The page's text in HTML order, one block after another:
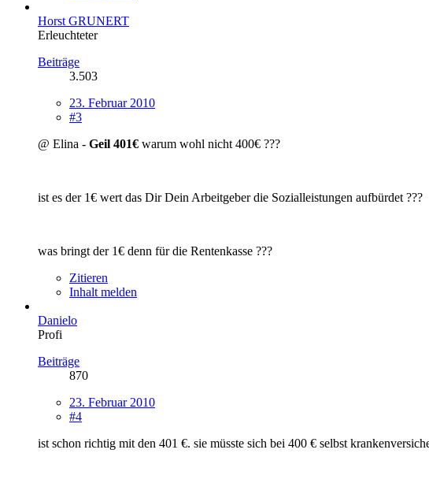
Horst GRUNERT
Erleuchteter
Beiträge
3.503
23. Februar 2010
#3
@ Elina - Geil 401€ warum wohl nicht 400€ ???
ist es der 1€ wert das Dir Dein Arbeitgeber die Sozialleistungen aufbürdet ???
was bringt der 1€ denn für die Rentenkasse ???
Zitieren
Inhalt melden
Danielo
Profi
Beiträge
870
23. Februar 2010
#4
ist schon richtig mit den 401 €. sie müsste sich bei 400 € selbst